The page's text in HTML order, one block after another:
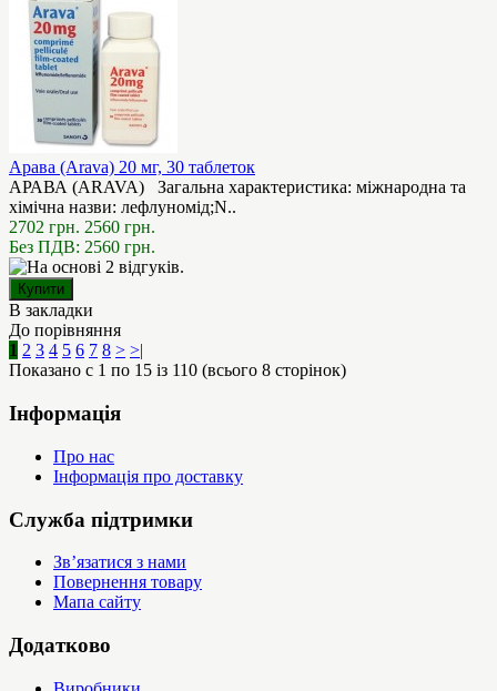
Арава (Arava) 20 мг, 30 таблеток
АРАВА (ARAVA) Загальна характеристика: міжнародна та
хімічна назви: лефлуномід;N..
2702 грн. 2560 грн.
Без ПДВ: 2560 грн.
В закладки
До порівняння
1 2 3 4 5 6 7 8 > >|
Показано с 1 по 15 із 110 (всього 8 сторінок)
Інформація
Про нас
Інформація про доставку
Служба підтримки
Зв’язатися з нами
Повернення товару
Мапа сайту
Додатково